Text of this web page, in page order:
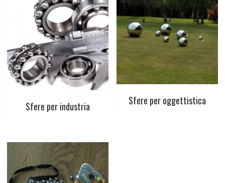
Sfere per industria Sfere per oggettistica